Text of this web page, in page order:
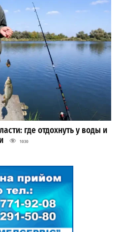
где отдохнуть у воды и
1030